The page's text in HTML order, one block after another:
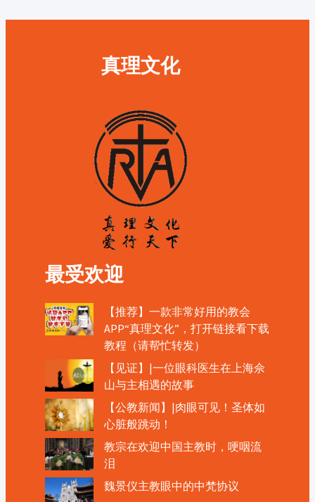
真理文化
最受欢迎
【推荐】一款非常好用的教会
APP“真理文化”，打开链接看下载
教程（请帮忙转发）
【见证】|一位眼科医生在上海佘
山与主相遇的故事
【公教新闻】|肉眼可见！圣体如
心脏般跳动！
教宗在欢迎中国主教时，哽咽流
泪
魏景仪主教眼中的中梵协议